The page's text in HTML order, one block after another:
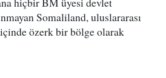
Somaliland, uluslararası
özerk bir bölge olarak